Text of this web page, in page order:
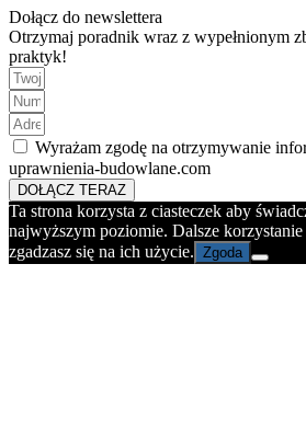
Dołącz do newslettera
Otrzymaj poradnik wraz z wypełnionym
praktyk!
Wyrażam zgodę na otrzymywanie
uprawnienia-budowlane.com
DOŁĄCZ TERAZ
Ta strona korzysta z ciasteczek aby
najwyższym poziomie. Dalsze korzystanie
zgadzasz się na ich użycie. Zgoda